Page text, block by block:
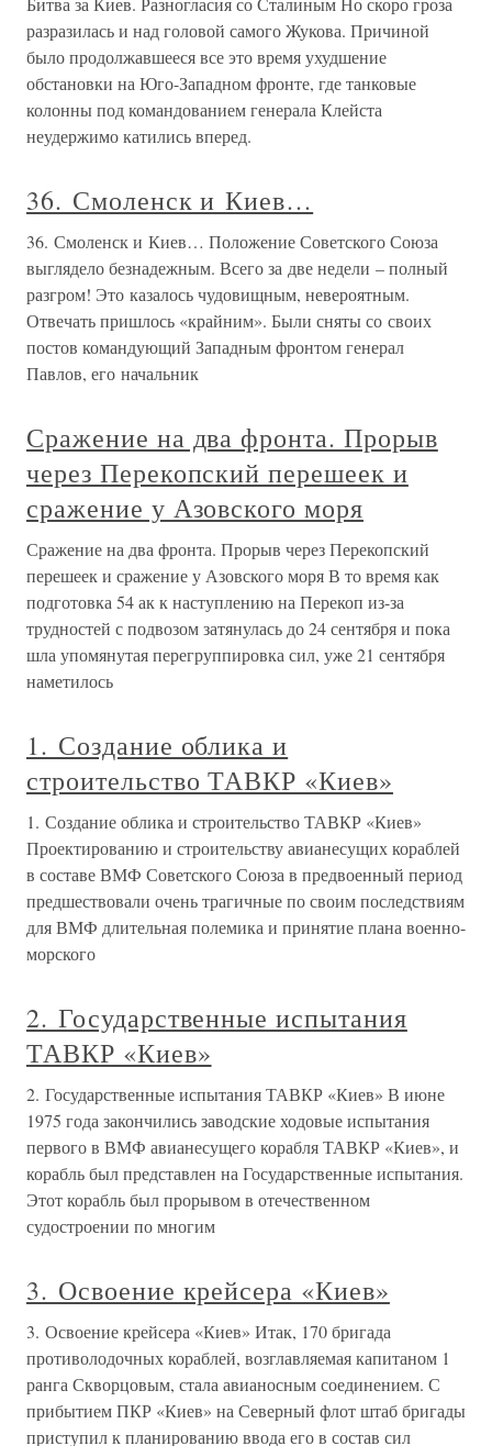
разразилась и над головой самого Жукова. Причиной
было продолжавшееся все это время ухудшение
обстановки на Юго-Западном фронте, где танковые
колонны под командованием генерала Клейста
неудержимо катились вперед.
36. Смоленск и Киев…
36. Смоленск и Киев… Положение Советского Союза
выглядело безнадежным. Всего за две недели – полный
разгром! Это казалось чудовищным, невероятным.
Отвечать пришлось «крайним». Были сняты со своих
постов командующий Западным фронтом генерал
Павлов, его начальник
Сражение на два фронта. Прорыв
через Перекопский перешеек и
сражение у Азовского моря
Сражение на два фронта. Прорыв через Перекопский
перешеек и сражение у Азовского моря В то время как
подготовка 54 ак к наступлению на Перекоп из-за
трудностей с подвозом затянулась до 24 сентября и пока
шла упомянутая перегруппировка сил, уже 21 сентября
наметилось
1. Создание облика и
строительство ТАВКР «Киев»
1. Создание облика и строительство ТАВКР «Киев»
Проектированию и строительству авианесущих кораблей
в составе ВМФ Советского Союза в предвоенный период
предшествовали очень трагичные по своим последствиям
для ВМФ длительная полемика и принятие плана военно-
морского
2. Государственные испытания
ТАВКР «Киев»
2. Государственные испытания ТАВКР «Киев» В июне
1975 года закончились заводские ходовые испытания
первого в ВМФ авианесущего корабля ТАВКР «Киев», и
корабль был представлен на Государственные испытания.
Этот корабль был прорывом в отечественном
судостроении по многим
3. Освоение крейсера «Киев»
3. Освоение крейсера «Киев» Итак, 170 бригада
противолодочных кораблей, возглавляемая капитаном 1
ранга Скворцовым, стала авианосным соединением. С
прибытием ПКР «Киев» на Северный флот штаб бригады
приступил к планированию ввода его в состав сил